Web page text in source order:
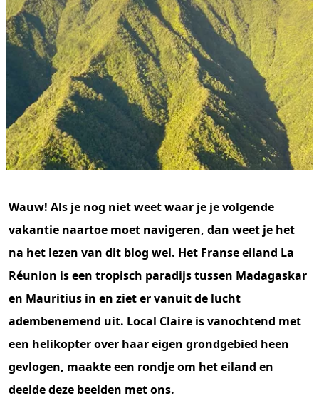
Populaire eilanden
Reisinformatie
Wauw! Als je nog niet weet waar je je volgende
vakantie naartoe moet navigeren, dan weet je het
na het lezen van dit blog wel. Het Franse eiland La
Réunion is een tropisch paradijs tussen Madagaskar
en Mauritius in en ziet er vanuit de lucht
adembenemend uit. Local Claire is vanochtend met
een helikopter over haar eigen grondgebied heen
gevlogen, maakte een rondje om het eiland en
deelde deze beelden met ons.